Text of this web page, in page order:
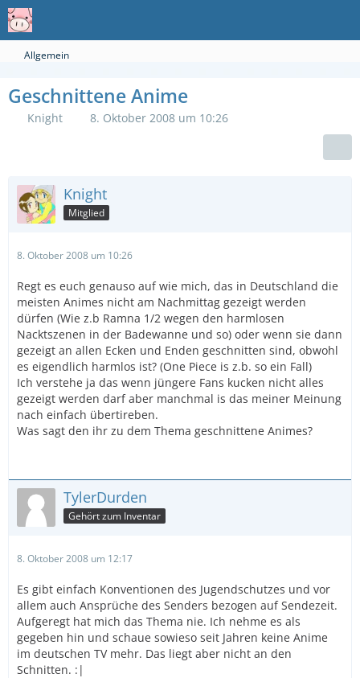
Allgemein
Geschnittene Anime
Knight 8. Oktober 2008 um 10:26
Knight
Mitglied
8. Oktober 2008 um 10:26
Regt es euch genauso auf wie mich, das in Deutschland die
meisten Animes nicht am Nachmittag gezeigt werden
dürfen (Wie z.b Ramna 1/2 wegen den harmlosen
Nacktszenen in der Badewanne und so) oder wenn sie dann
gezeigt an allen Ecken und Enden geschnitten sind, obwohl
es eigendlich harmlos ist? (One Piece is z.b. so ein Fall)
Ich verstehe ja das wenn jüngere Fans kucken nicht alles
gezeigt werden darf aber manchmal is das meiner Meinung
nach einfach übertireben.
Was sagt den ihr zu dem Thema geschnittene Animes?
TylerDurden
Gehört zum Inventar
8. Oktober 2008 um 12:17
Es gibt einfach Konventionen des Jugendschutzes und vor
allem auch Ansprüche des Senders bezogen auf Sendezeit.
Aufgeregt hat mich das Thema nie. Ich nehme es als
gegeben hin und schaue sowieso seit Jahren keine Anime
im deutschen TV mehr. Das liegt aber nicht an den
Schnitten. :|